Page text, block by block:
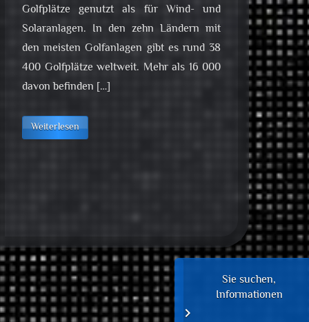
Golfplätze genutzt als für Wind- und
Solaranlagen. In den zehn Ländern mit
den meisten Golfanlagen gibt es rund 38
400 Golfplätze weltweit. Mehr als 16 000
davon befinden […]
Weiterlesen

Sie suchen,
Informationen